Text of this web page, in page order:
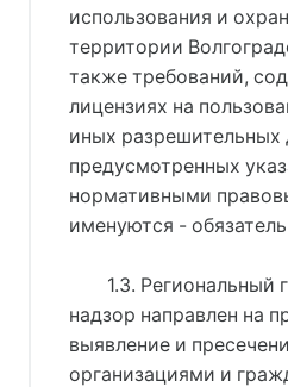
использования и
территории
также требований,
лицензиях на
иных разрешительных
предусмотренных
нормативными
именуются -
1.3. Региональный
надзор направлен на
выявление и
организациями и